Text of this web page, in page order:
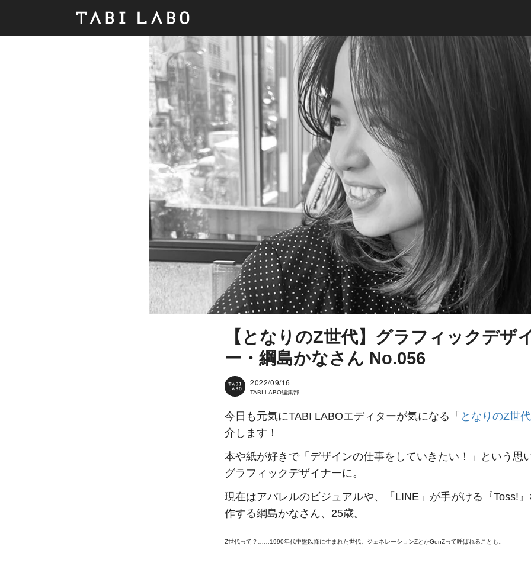
【となりのZ世代】グラフィックデザ
ー・綱島かなさん No.056
2022/09/16
TABI LABO編集部
今日も元気にTABI LABOエディターが気になる「 となりのZ世代
介します！
本や紙が好きで「デザインの仕事をしていきたい！」という思
グラフィックデザイナーに。
現在はアパレルのビジュアルや、「LINE」が手がける『Toss!』
作する綱島かなさん、25歳。
Z世代って？……1990年代中盤以降に生まれた世代。ジェネレーションZとかGenZって呼ばれることも。